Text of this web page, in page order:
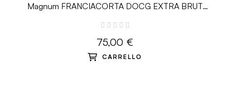
Magnum FRANCIACORTA DOCG EXTRA BRUT
75,00 €
CARRELLO